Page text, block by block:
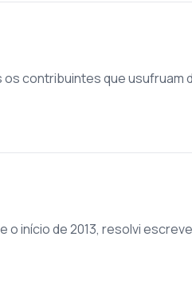
contribuintes que usufruam
início de 2013, resolvi